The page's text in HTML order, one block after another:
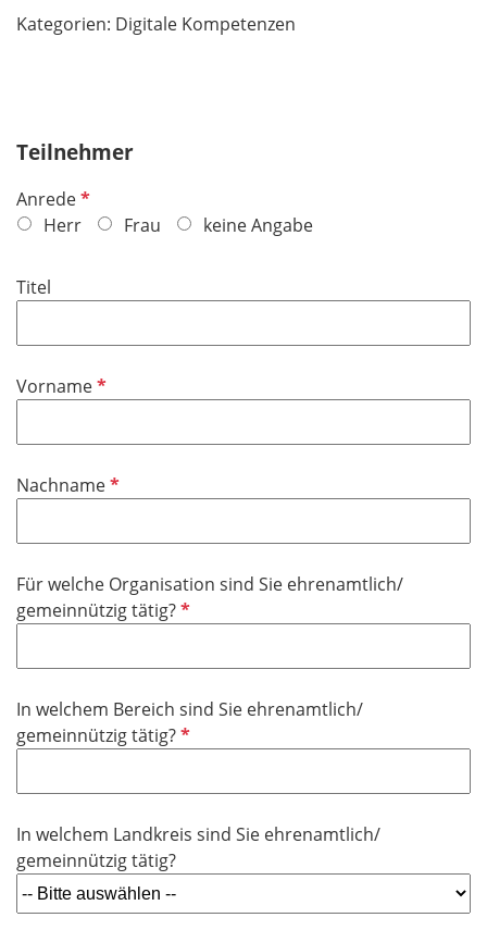
Kategorien: Digitale Kompetenzen
Teilnehmer
AnredeP
f
c
f
e
Herr Frau keine Angabe
Titel
VornameP
c
t
e
l
NachnameP
c
h
f
l
d
Für welche Organisation sind Sie ehrenamtlich/
gemeinnützig tätig?P
c
h
f
l
d
In welchem Bereich sind Sie ehrenamtlich/
gemeinnützig tätig?P
c
h
t
f
In welchem Landkreis sind Sie ehrenamtlich/
gemeinnützig tätig?